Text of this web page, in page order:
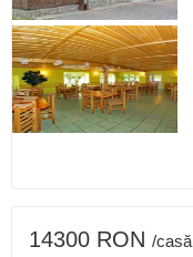
14300 RON /casă